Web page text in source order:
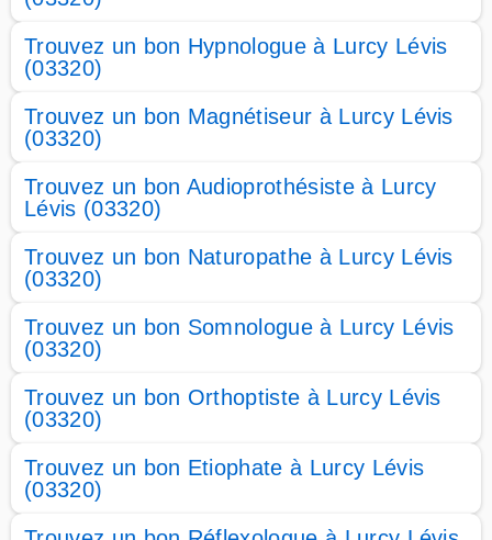
Trouvez un bon Hypnologue à Lurcy Lévis
(03320)
Trouvez un bon Magnétiseur à Lurcy Lévis
(03320)
Trouvez un bon Audioprothésiste à Lurcy
Lévis (03320)
Trouvez un bon Naturopathe à Lurcy Lévis
(03320)
Trouvez un bon Somnologue à Lurcy Lévis
(03320)
Trouvez un bon Orthoptiste à Lurcy Lévis
(03320)
Trouvez un bon Etiophate à Lurcy Lévis
(03320)